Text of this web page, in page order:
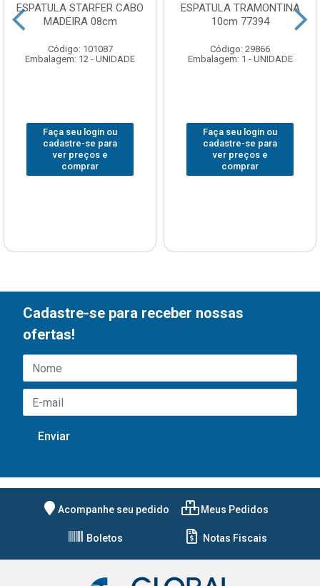
ESPATULA STARFER CABO
MADEIRA 08cm
Código: 101087
Embalagem: 12 - UNIDADE
Faça seu login ou
cadastre-se para
ver preços e
comprar
ESPATULA TRAMONTINA
10cm 77394
Código: 29866
Embalagem: 1 - UNIDADE
Faça seu login ou
cadastre-se para
ver preços e
comprar
Cadastre-se para receber nossas
ofertas!
Acompanhe seu pedido Meus Pedidos
Boletos Notas Fiscais